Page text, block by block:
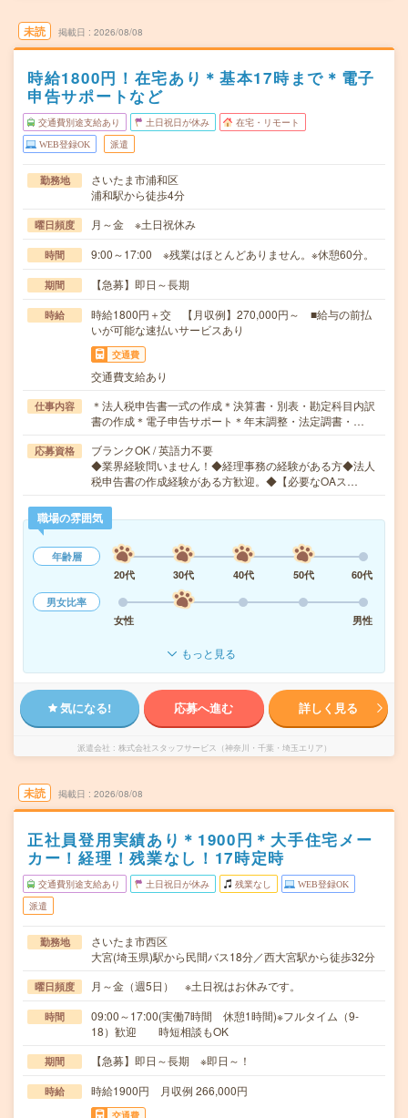
未読 掲載日 2026/08/08
時給1800円！在宅あり＊基本17時まで＊電子
申告サポートなど
交通費別途支給あり 土日祝日が休み 在宅・リモート
WEB登録OK 派遣
勤務地
さいたま市浦和区
浦和駅から徒歩4分
曜日頻度 月～金 ※土日祝休み
時間 9:00～17:00 ※残業はほとんどありません。※休憩60分。
期間 【急募】即日～長期
時給
時給1800円＋交 【月収例】270,000円～ ■給与の前払
いが可能な速払いサービスあり
交通費
交通費支給あり
仕事内容
＊法人税申告書一式の作成＊決算書・別表・勘定科目内訳
書の作成＊電子申告サポート＊年末調整・法定調書・…
応募資格
ブランクOK / 英語力不要
◆業界経験問いません！◆経理事務の経験がある方◆法人
税申告書の作成経験がある方歓迎。◆【必要なOAス…
職場の雰囲気
年齢層
20代
30代 40代 50代
60代
男女比率
女性
男性
もっと見る
気になる! 応募へ進む 詳しく見る
派遣会社 株式会社スタッフサービス（神奈川・千葉・埼玉エリア）
未読 掲載日 2026/08/08
正社員登用実績あり＊1900円＊大手住宅メー
カー！経理！残業なし！17時定時
交通費別途支給あり 土日祝日が休み 残業なし WEB登録OK
派遣
勤務地
さいたま市西区
大宮(埼玉県)駅から民間バス18分／西大宮駅から徒歩32分
曜日頻度 月～金（週5日） ※土日祝はお休みです。
時間
09:00～17:00(実働7時間 休憩1時間)※フルタイム（9-
18）歓迎 時短相談もOK
期間 【急募】即日～長期 ※即日～！
時給 時給1900円 月収例 266,000円
交通費